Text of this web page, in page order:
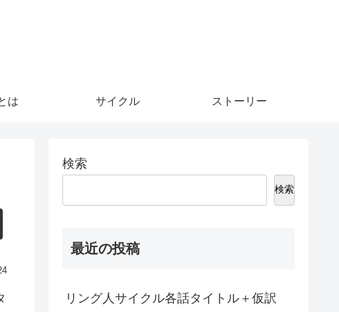
は サイクル ストーリー
検索
検索
最近の投稿
リング人サイクル各話タイトル＋仮訳